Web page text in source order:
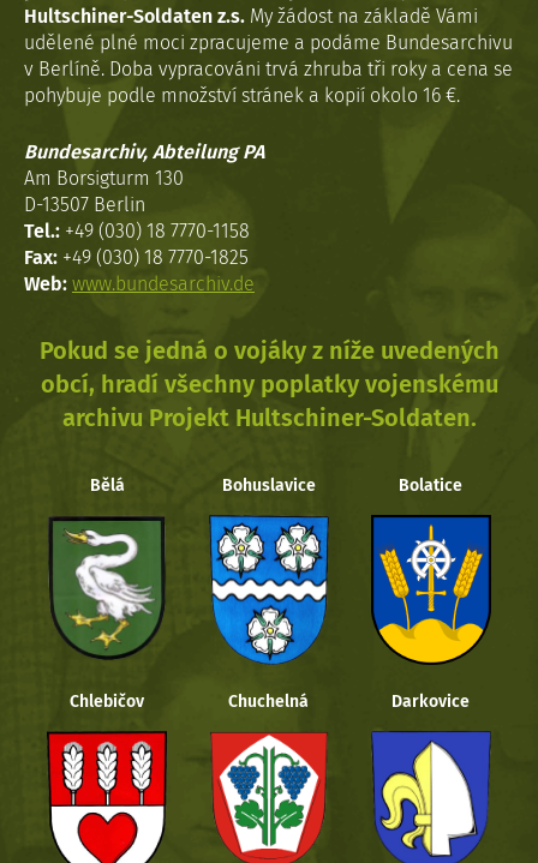
Hultschiner-Soldaten z.s. My žádost na základě Vámi
udělené plné moci zpracujeme a podáme Bundesarchivu
v Berlíně. Doba vypracováni trvá zhruba tři roky a cena se
pohybuje podle množství stránek a kopií okolo 16 €.
Bundesarchiv, Abteilung PA
Am Borsigturm 130
D-13507 Berlin
Tel.: +49 (030) 18 7770-1158
Fax: +49 (030) 18 7770-1825
Web: www.bundesarchiv.de
Pokud se jedná o vojáky z níže uvedených
obcí, hradí všechny poplatky vojenskému
archivu Projekt Hultschiner-Soldaten.
Bělá Bohuslavice Bolatice
Chlebičov Chuchelná Darkovice